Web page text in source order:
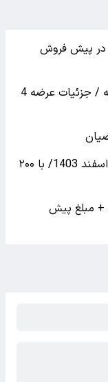
سایپا در پیش فروش
آغاز پیش‌فروش سایپا ویژه اعیاد شعبانیه / جزئیات عرضه 4
آغاز طرح پیش فروش سایپا از امروز 12 اسفند 1403/ با ۲۰۰
شد + مبلغ پیش